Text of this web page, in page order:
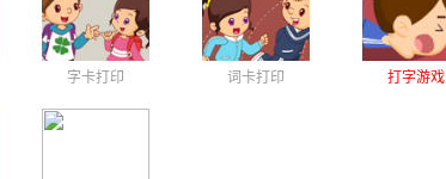
字卡打印 词卡打印 打字游戏